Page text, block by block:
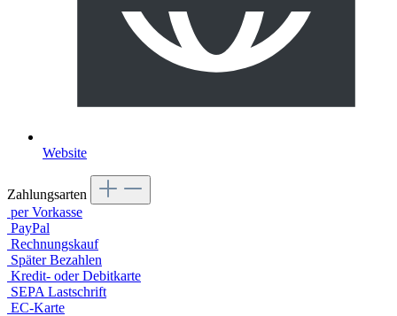
Website
Zahlungsarten
per Vorkasse
PayPal
Rechnungskauf
Später Bezahlen
Kredit- oder Debitkarte
SEPA Lastschrift
EC-Karte